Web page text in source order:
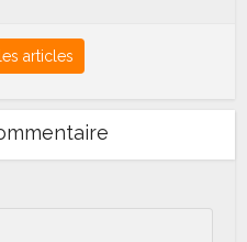
articles